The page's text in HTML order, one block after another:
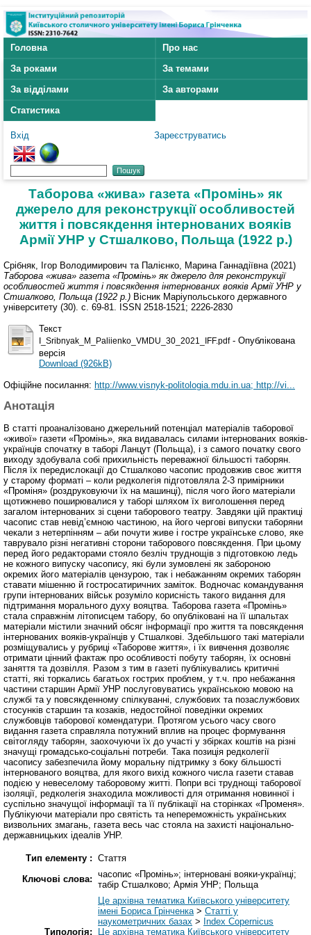
Головна
Про нас
За роками
За темами
За відділами
За авторами
Статистика
Вхід Зареєструватись
Таборова «жива» газета «Промінь» як
джерело для реконструкції особливостей
життя і повсякдення інтернованих вояків
Армії УНР у Стшалково, Польща (1922 р.)
Срібняк, Ігор Володимирович та Палієнко, Марина Ганнадіївна (2021)
Таборова «жива» газета «Промінь» як джерело для реконструкції
особливостей життя і повсякдення інтернованих вояків Армії УНР у
Стшалково, Польща (1922 р.) Вісник Маріупольського державного
університету (30). с. 69-81. ISSN 2518-1521; 2226-2830
Текст
I_Sribnyak_M_Paliienko_VMDU_30_2021_IFF.pdf- Опублікована
версія
Download (926kB)
Офіційне посилання: http://www.visnyk-politologia.mdu.in.ua; http://vi...
Анотація
В статті проаналізовано джерельний потенціал матеріалів таборової
«живої» газети «Промінь», яка видавалась силами інтернованих вояків-
українців спочатку в таборі Ланцут (Польща), і з самого початку свого
виходу здобувала собі прихильність переважної більшості таборян.
Після їх передислокації до Стшалково часопис продовжив своє життя
у старому форматі – коли редколегія підготовляла 2-3 примірники
«Проміня» (роздруковуючи їх на машинці), після чого його матеріали
щотижнево поширювалися у таборі шляхом їх виголошення перед
загалом інтернованих зі сцени таборового театру. Завдяки цій практиці
часопис став невід’ємною частиною, на його чергові випуски таборяни
чекали з нетерпінням – аби почути живе і гостре українське слово, яке
таврувало різні негативні сторони таборового повсякдення. При цьому
перед його редакторами стояло безліч труднощів з підготовкою ледь
не кожного випуску часопису, які були зумовлені як забороною
окремих його матеріалів цензурою, так і небажанням окремих таборян
ставати мішенню й гостросатиричних заміток. Водночас командування
групи інтернованих військ розуміло корисність такого видання для
підтримання морального духу вояцтва. Таборова газета «Промінь»
стала справжнім літописцем табору, бо опубліковані на її шпальтах
матеріали містили значний обсяг інформації про життя та повсякдення
інтернованих вояків-українців у Стшалкові. Здебільшого такі матеріали
розміщувались у рубриці «Таборове життя», і їх вивчення дозволяє
отримати цінний фактаж про особливості побуту таборян, їх основні
заняття та дозвілля. Разом з тим в газеті публікувались критичні
статті, які торкались багатьох гострих проблем, у т.ч. про небажання
частини старшин Армії УНР послуговуватись українською мовою на
службі та у повсякденному спілкуванні, службових та позаслужбових
стосунків старшин та козаків, недостойної поведінки окремих
службовців таборової комендатури. Протягом усього часу свого
видання газета справляла потужний вплив на процес формування
світогляду таборян, заохочуючи їх до участі у збірках коштів на різні
значущі громадсько-соціальні потреби. Така позиція редколегії
часопису забезпечила йому моральну підтримку з боку більшості
інтернованого вояцтва, для якого вихід кожного числа газети ставав
подією у невеселому таборовому житті. Попри всі труднощі таборової
ізоляції, редколегія знаходила можливості для отримання новинної і
суспільно значущої інформації та її публікації на сторінках «Променя».
Публікуючи матеріали про святість та непереможність українських
визвольних змагань, газета весь час стояла на захисті національно-
державницьких ідеалів УНР.
Тип елементу : Стаття
Ключові слова: часопис «Промінь»; інтерновані вояки-українці;
табір Стшалково; Армія УНР; Польща
Типологія:
Це архівна тематика Київського університету
імені Бориса Грінченка> Статті у
наукометричних базах > Index Copernicus
Це архівна тематика Київського університету